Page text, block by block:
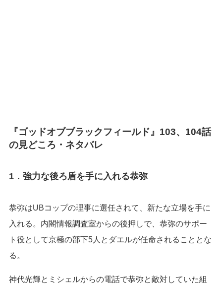
『ゴッドオブブラックフィールド』103、104話
の見どころ・ネタバレ
1．強力な後ろ盾を手に入れる恭弥
恭弥はUBコップの理事に選任されて、新たな立場を手に
入れる。内閣情報調査室からの後押しで、恭弥のサポー
ト役として京極の部下5人とダエルが任命されることとな
る。
神代光輝とミシェルからの電話で恭弥と敵対していた組